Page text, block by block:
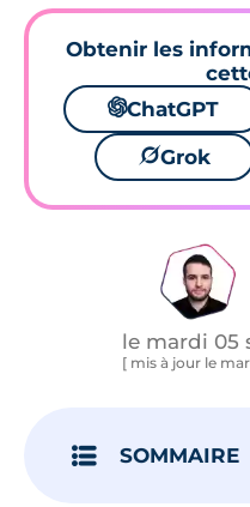
Obtenir les
🌌ChatGPT
🪐Grok
le mardi 05
[ mis à jour le
SOMMAIRE